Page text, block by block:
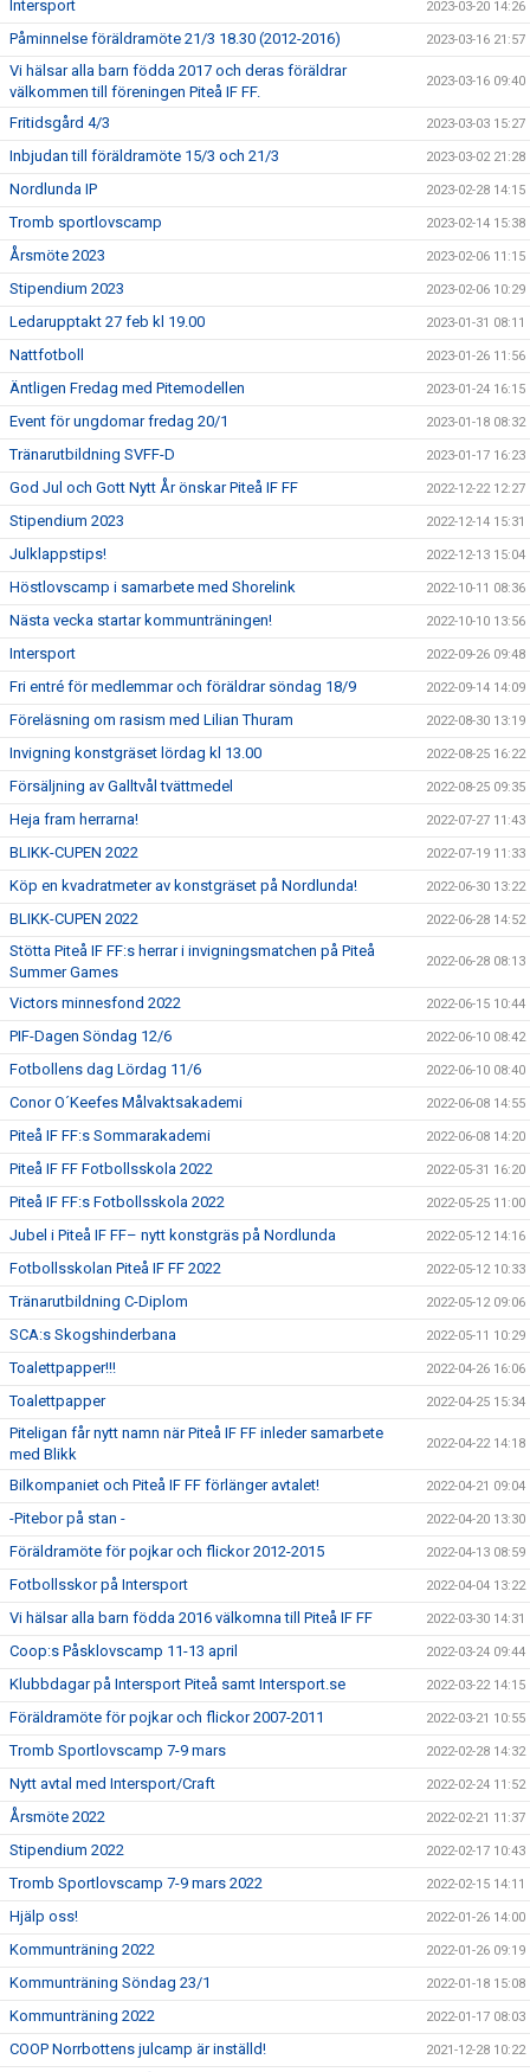
Intersport 2023-03-20 14:26
Påminnelse föräldramöte 21/3 18.30 (2012-2016) 2023-03-16 21:57
Vi hälsar alla barn födda 2017 och deras föräldrar
välkommen till föreningen Piteå IF FF.
2023-03-16 09:40
Fritidsgård 4/3 2023-03-03 15:27
Inbjudan till föräldramöte 15/3 och 21/3 2023-03-02 21:28
Nordlunda IP 2023-02-28 14:15
Tromb sportlovscamp 2023-02-14 15:38
Årsmöte 2023 2023-02-06 11:15
Stipendium 2023 2023-02-06 10:29
Ledarupptakt 27 feb kl 19.00 2023-01-31 08:11
Nattfotboll 2023-01-26 11:56
Äntligen Fredag med Pitemodellen 2023-01-24 16:15
Event för ungdomar fredag 20/1 2023-01-18 08:32
Tränarutbildning SVFF-D 2023-01-17 16:23
God Jul och Gott Nytt År önskar Piteå IF FF 2022-12-22 12:27
Stipendium 2023 2022-12-14 15:31
Julklappstips! 2022-12-13 15:04
Höstlovscamp i samarbete med Shorelink 2022-10-11 08:36
Nästa vecka startar kommunträningen! 2022-10-10 13:56
Intersport 2022-09-26 09:48
Fri entré för medlemmar och föräldrar söndag 18/9 2022-09-14 14:09
Föreläsning om rasism med Lilian Thuram 2022-08-30 13:19
Invigning konstgräset lördag kl 13.00 2022-08-25 16:22
Försäljning av Galltvål tvättmedel 2022-08-25 09:35
Heja fram herrarna! 2022-07-27 11:43
BLIKK-CUPEN 2022 2022-07-19 11:33
Köp en kvadratmeter av konstgräset på Nordlunda! 2022-06-30 13:22
BLIKK-CUPEN 2022 2022-06-28 14:52
Stötta Piteå IF FF:s herrar i invigningsmatchen på Piteå
Summer Games
2022-06-28 08:13
Victors minnesfond 2022 2022-06-15 10:44
PIF-Dagen Söndag 12/6 2022-06-10 08:42
Fotbollens dag Lördag 11/6 2022-06-10 08:40
Conor O´Keefes Målvaktsakademi 2022-06-08 14:55
Piteå IF FF:s Sommarakademi 2022-06-08 14:20
Piteå IF FF Fotbollsskola 2022 2022-05-31 16:20
Piteå IF FF:s Fotbollsskola 2022 2022-05-25 11:00
Jubel i Piteå IF FF– nytt konstgräs på Nordlunda 2022-05-12 14:16
Fotbollsskolan Piteå IF FF 2022 2022-05-12 10:33
Tränarutbildning C-Diplom 2022-05-12 09:06
SCA:s Skogshinderbana 2022-05-11 10:29
Toalettpapper!!! 2022-04-26 16:06
Toalettpapper 2022-04-25 15:34
Piteligan får nytt namn när Piteå IF FF inleder samarbete
med Blikk
2022-04-22 14:18
Bilkompaniet och Piteå IF FF förlänger avtalet! 2022-04-21 09:04
-Pitebor på stan - 2022-04-20 13:30
Föräldramöte för pojkar och flickor 2012-2015 2022-04-13 08:59
Fotbollsskor på Intersport 2022-04-04 13:22
Vi hälsar alla barn födda 2016 välkomna till Piteå IF FF 2022-03-30 14:31
Coop:s Påsklovscamp 11-13 april 2022-03-24 09:44
Klubbdagar på Intersport Piteå samt Intersport.se 2022-03-22 14:15
Föräldramöte för pojkar och flickor 2007-2011 2022-03-21 10:55
Tromb Sportlovscamp 7-9 mars 2022-02-28 14:32
Nytt avtal med Intersport/Craft 2022-02-24 11:52
Årsmöte 2022 2022-02-21 11:37
Stipendium 2022 2022-02-17 10:43
Tromb Sportlovscamp 7-9 mars 2022 2022-02-15 14:11
Hjälp oss! 2022-01-26 14:00
Kommunträning 2022 2022-01-26 09:19
Kommunträning Söndag 23/1 2022-01-18 15:08
Kommunträning 2022 2022-01-17 08:03
COOP Norrbottens julcamp är inställd! 2021-12-28 10:22